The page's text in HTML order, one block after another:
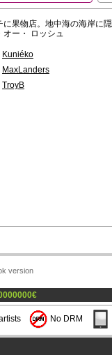
に果物店。地中海の海岸に
オー・ ロッシュ
Kuniéko
MaxLanders
TroyB
version
€
No DRM